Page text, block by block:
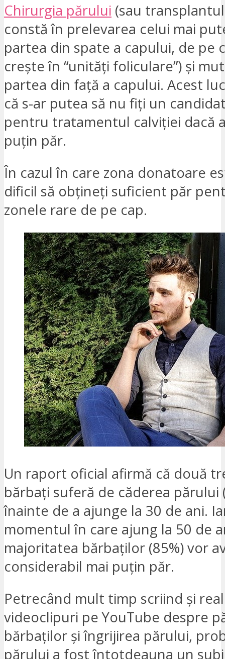
Chirurgia părului (sau
constă în prelevarea celui mai
partea din spate a capului, de pe
crește în “unități foliculare”) și
partea din față a capului. Acest
că s-ar putea să nu fiți un
pentru tratamentul calviției dacă
puțin păr.
În cazul în care zona donatoare
dificil să obțineți suficient păr
zonele rare de pe cap.
Un raport oficial afirmă că două
bărbați suferă de căderea părului
înainte de a ajunge la 30 de ani.
momentul în care ajung la 50 de
majoritatea bărbaților (85%) vor
considerabil mai puțin păr.
Petrecând mult timp scriind și
videoclipuri pe YouTube despre
bărbaților și îngrijirea părului,
părului a fost întotdeauna un